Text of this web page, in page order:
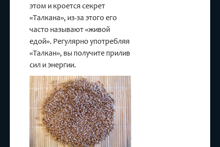
этом и кроется секрет
«Талкана», из-за этого его
часто называют «живой
едой». Регулярно употребляя
«Талкан», вы получите прилив
сил и энергии.